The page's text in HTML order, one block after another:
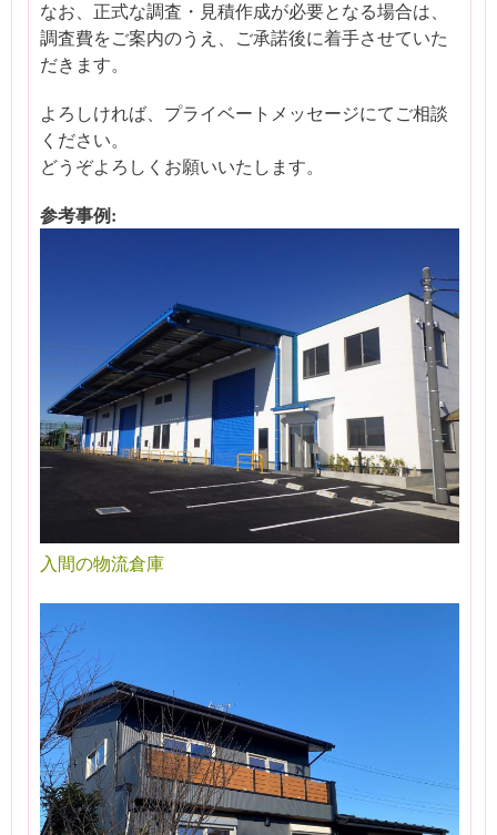
なお、正式な調査・見積作成が必要となる場合は、
調査費をご案内のうえ、ご承諾後に着手させていた
だきます。
よろしければ、プライベートメッセージにてご相談
ください。
どうぞよろしくお願いいたします。
参考事例:
入間の物流倉庫